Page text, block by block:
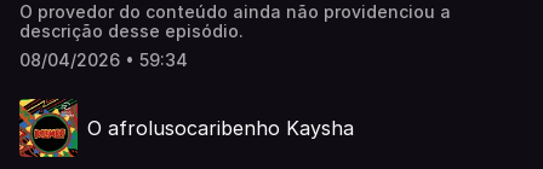
O provedor do conteúdo ainda não providenciou a
descrição desse episódio.
08/04/2026 • 59:34
O afrolusocaribenho Kaysha